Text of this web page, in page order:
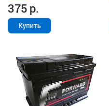
375р.
Купить